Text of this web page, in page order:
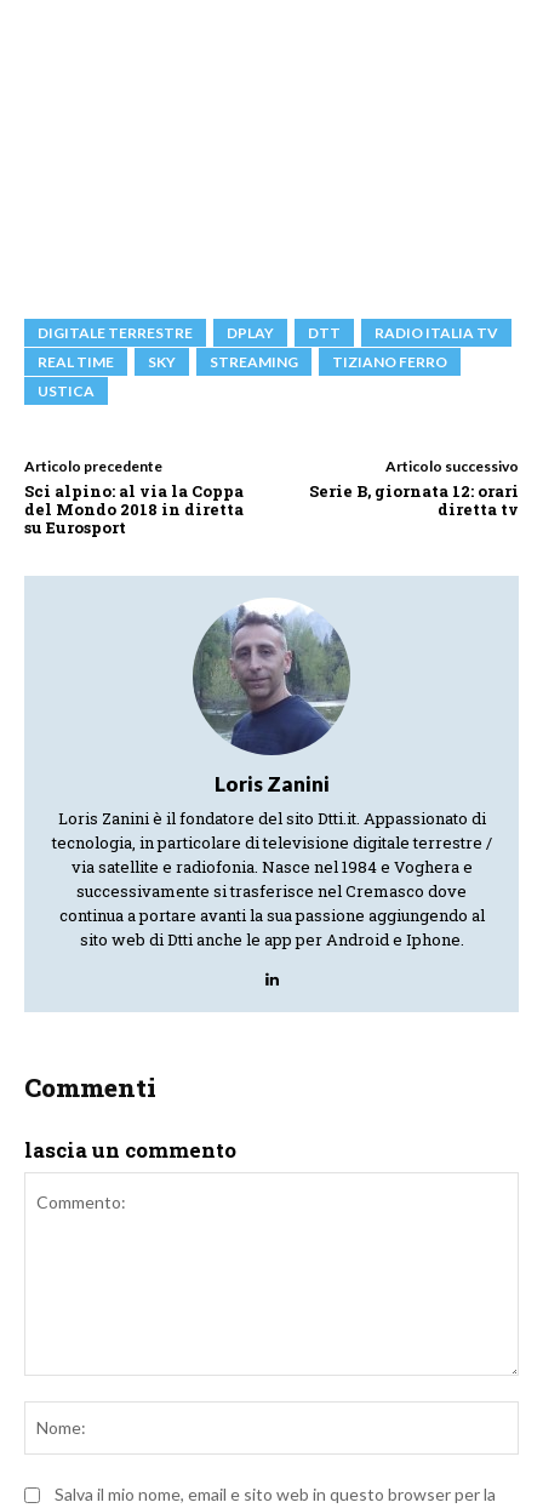
DIGITALE TERRESTRE DPLAY DTT
RADIO ITALIA TV
REAL TIME
SKY STREAMING
TIZIANO FERRO
USTICA
Articolo precedente
Sci alpino: al via la Coppa
del Mondo 2018 in diretta
su Eurosport
Articolo successivo
Serie B, giornata 12: orari
diretta tv
Loris Zanini
Loris Zanini è il fondatore del sito Dtti.it. Appassionato di
tecnologia, in particolare di televisione digitale terrestre /
via satellite e radiofonia. Nasce nel 1984 e Voghera e
successivamente si trasferisce nel Cremasco dove
continua a portare avanti la sua passione aggiungendo al
sito web di Dtti anche le app per Android e Iphone.
Commenti
lascia un commento
Salva il mio nome, email e sito web in questo browser per la